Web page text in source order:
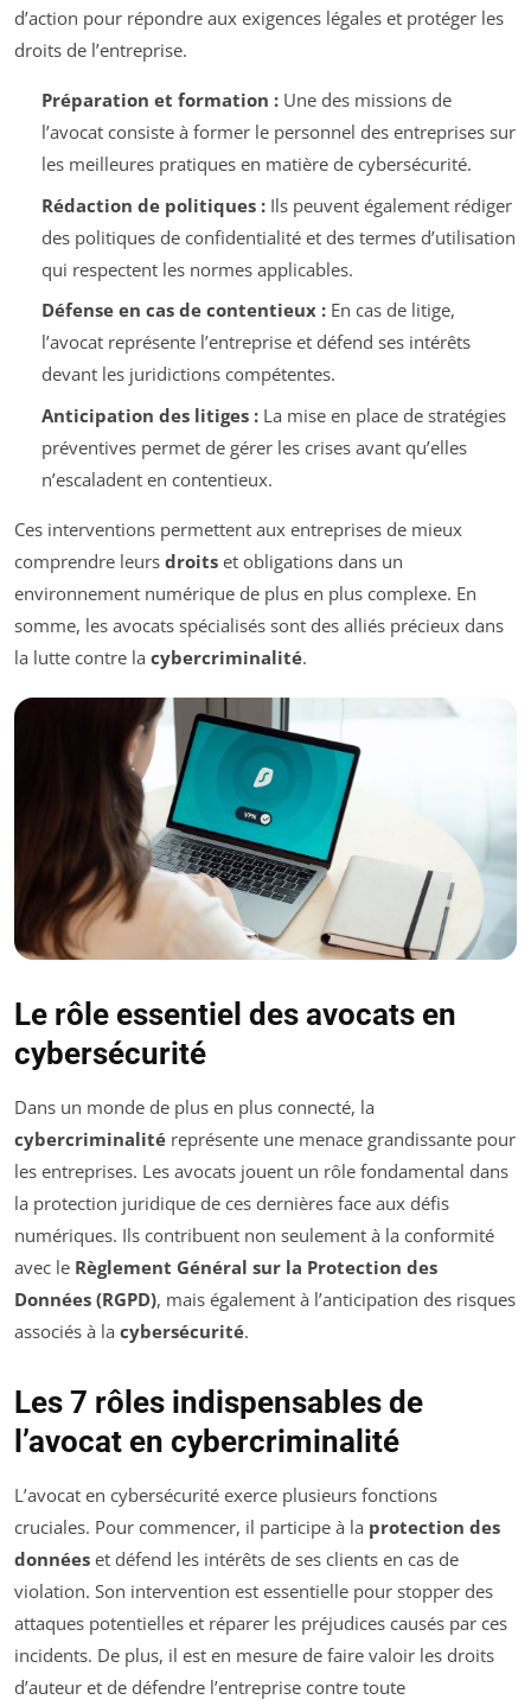
d’action pour répondre aux exigences légales et protéger les
droits de l’entreprise.
Préparation et formation :Une des missions de
l’avocat consiste à former le personnel des entreprises sur
les meilleures pratiques en matière de cybersécurité.
Rédaction de politiques :Ils peuvent également rédiger
des politiques de confidentialité et des termes d’utilisation
qui respectent les normes applicables.
Défense en cas de contentieux :En cas de litige,
l’avocat représente l’entreprise et défend ses intérêts
devant les juridictions compétentes.
Anticipation des litiges :La mise en place de stratégies
préventives permet de gérer les crises avant qu’elles
n’escaladent en contentieux.
Ces interventions permettent aux entreprises de mieux
comprendre leurs droits et obligations dans un
environnement numérique de plus en plus complexe. En
somme, les avocats spécialisés sont des alliés précieux dans
la lutte contre la cybercriminalité.
Le rôle essentiel des avocats en
cybersécurité
Dans un monde de plus en plus connecté, la
cybercriminalité représente une menace grandissante pour
les entreprises. Les avocats jouent un rôle fondamental dans
la protection juridique de ces dernières face aux défis
numériques. Ils contribuent non seulement à la conformité
avec le Règlement Général sur la Protection des
Données (RGPD), mais également à l’anticipation des risques
associés à la cybersécurité.
Les 7 rôles indispensables de
l’avocat en cybercriminalité
L’avocat en cybersécurité exerce plusieurs fonctions
cruciales. Pour commencer, il participe à la protection des
données et défend les intérêts de ses clients en cas de
violation. Son intervention est essentielle pour stopper des
attaques potentielles et réparer les préjudices causés par ces
incidents. De plus, il est en mesure de faire valoir les droits
d’auteur et de défendre l’entreprise contre toute